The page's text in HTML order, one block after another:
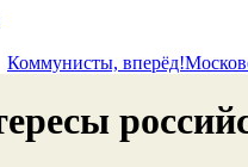
Коммунисты, вперёд!